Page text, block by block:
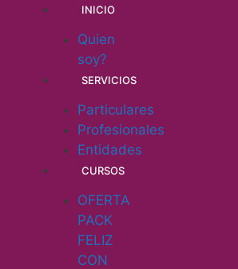
INICIO
Quien
soy?
SERVICIOS
Particulares
Profesionales
Entidades
CURSOS
OFERTA
PACK
FELIZ
CON